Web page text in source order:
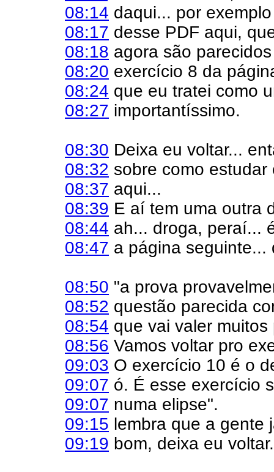
08:14 daqui... por
08:17 desse PDF aqui,
08:18 agora são
08:20 exercício 8 da
08:24 que eu tratei como
08:27 importantíssimo.
08:30 Deixa eu voltar...
08:32 sobre como
08:37 aqui...
08:39 E aí tem uma outra
08:44 ah... droga, peraí...
08:47 a página seguinte...
08:50 "a prova
08:52 questão parecida
08:54 que vai valer muitos
08:56 Vamos voltar pro
09:03 O exercício 10 é o
09:07 ó. É esse exercício
09:07 numa elipse".
09:15 lembra que a gente
09:19 bom, deixa eu voltar.